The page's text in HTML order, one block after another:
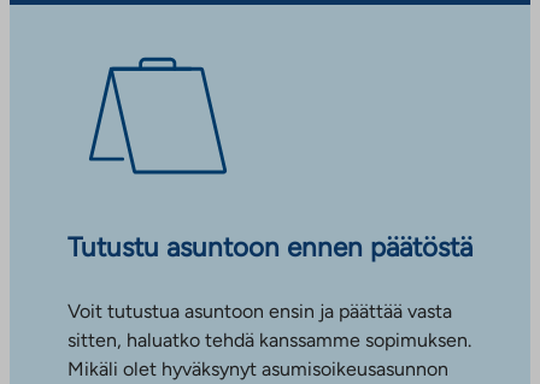
Tutustu asuntoon ennen päätöstä
Voit tutustua asuntoon ensin ja päättää vasta
sitten, haluatko tehdä kanssamme sopimuksen.
Mikäli olet hyväksynyt asumisoikeusasunnon